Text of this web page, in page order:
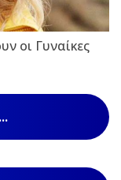
οι Γυναίκες